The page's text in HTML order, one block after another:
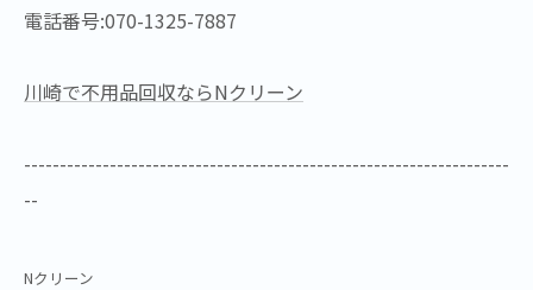
電話番号:070-1325-7887
川崎で不用品回収ならNクリーン
--------------------------------------------------------------------
--
Nクリーン